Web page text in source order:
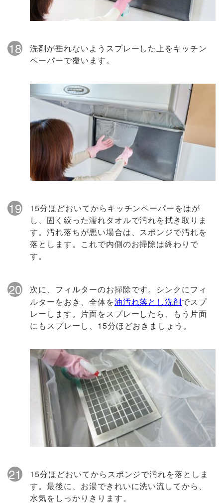
18
洗剤が垂れないようスプレーした上をキッチン
ペーパーで覆います。
19
15分ほどおいてからキッチンペーパーをはが
し、固く絞った濡れタオルで汚れを拭き取りま
す。汚れ落ちが悪い場合は、スポンジで汚れを
落とします。これで内側のお掃除は終わりで
す。
20
次に、フィルターのお掃除です。シンクにフィ
ルターをおき、全体を油汚れ落とし洗剤でスプ
レーします。片面をスプレーしたら、もう片面
にもスプレーし、15分ほどおきましょう。
21
15分ほどおいてからスポンジで汚れを落としま
す。最後に、お湯できれいに洗い流してから、
水気をしっかりきります。